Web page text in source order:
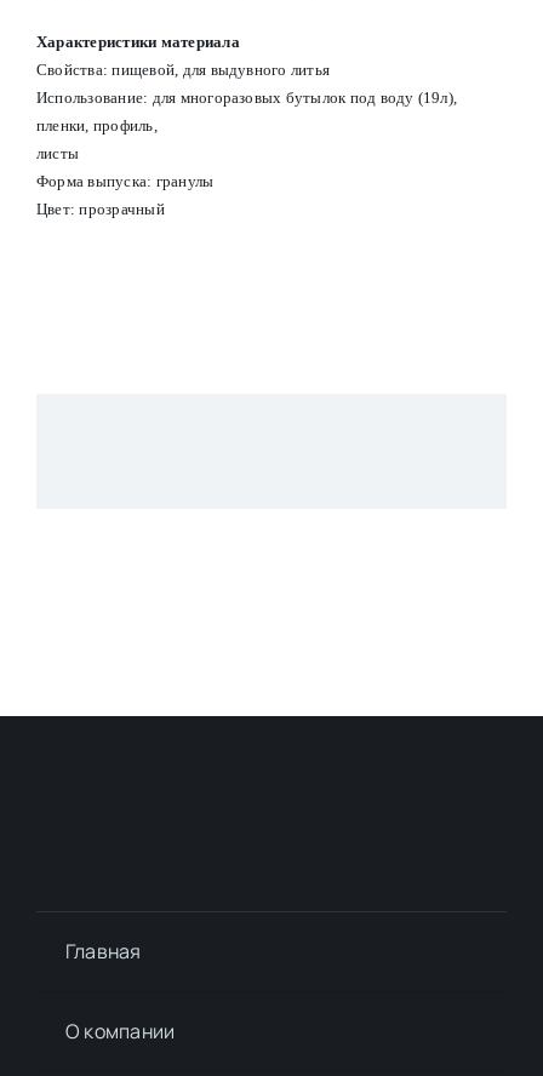
Характеристики материала
Свойства: пищевой, для выдувного литья
Использование: для многоразовых бутылок под воду (19л),
пленки, профиль,
листы
Форма выпуска: гранулы
Цвет: прозрачный
Главная
О компании